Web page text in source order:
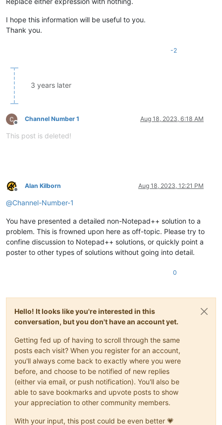
I hope this information will be useful to you.
Thank you.
-2
3 years later
Offline
Channel Number 1 Aug 18, 2023, 6:18 AM
This post is deleted!
Offline
Alan Kilborn Aug 18, 2023, 12:21 PM
@Channel-Number-1
You have presented a detailed non-Notepad++ solution to a
problem. This is frowned upon here as off-topic. Please try to
confine discussion to Notepad++ solutions, or quickly point a
poster to other types of solutions without going into detail.
0
Hello! It looks like you're interested in this
conversation, but you don't have an account yet.
Getting fed up of having to scroll through the same
posts each visit? When you register for an account,
you'll always come back to exactly where you were
before, and choose to be notified of new replies
(either via email, or push notification). You'll also be
able to save bookmarks and upvote posts to show
your appreciation to other community members.
With your input, this post could be even better 💗